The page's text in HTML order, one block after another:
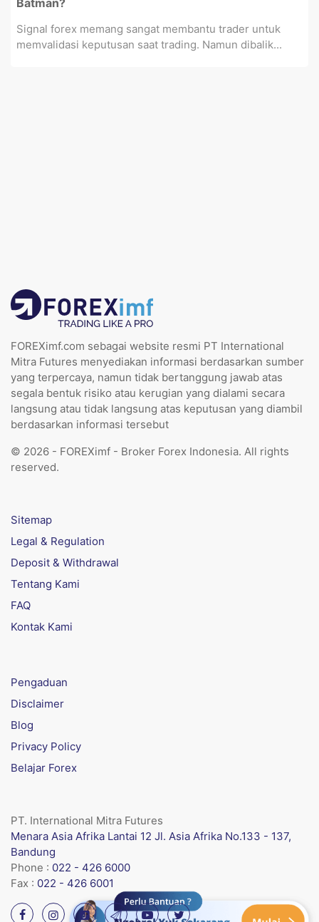
Batman?
Signal forex memang sangat membantu trader untuk
memvalidasi keputusan saat trading. Namun dibalik...
FOREXimf.com sebagai website resmi PT International
Mitra Futures menyediakan informasi berdasarkan sumber
yang terpercaya, namun tidak bertanggung jawab atas
segala bentuk risiko atau kerugian yang dialami secara
langsung atau tidak langsung atas keputusan yang diambil
berdasarkan informasi tersebut
© 2026 - FOREXimf - Broker Forex Indonesia. All rights
reserved.
Sitemap
Legal & Regulation
Deposit & Withdrawal
Tentang Kami
FAQ
Kontak Kami
Pengaduan
Disclaimer
Blog
Privacy Policy
Belajar Forex
PT. International Mitra Futures
Menara Asia Afrika Lantai 12 Jl. Asia Afrika No.133 - 137,
Bandung
Phone : 022 - 426 6000
Fax : 022 - 426 6001